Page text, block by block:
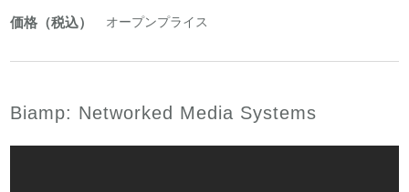
価格（税込） オープンプライス
Biamp: Networked Media Systems